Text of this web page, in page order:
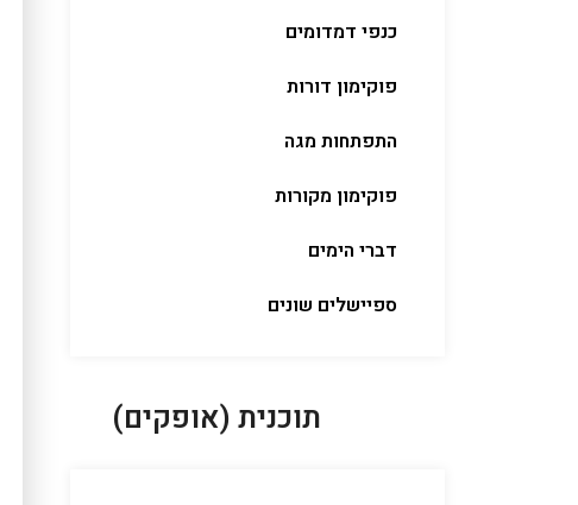
כנפי דמדומים
פוקימון דורות
התפתחות מגה
פוקימון מקורות
דברי הימים
ספיישלים שונים
תוכנית (אופקים)